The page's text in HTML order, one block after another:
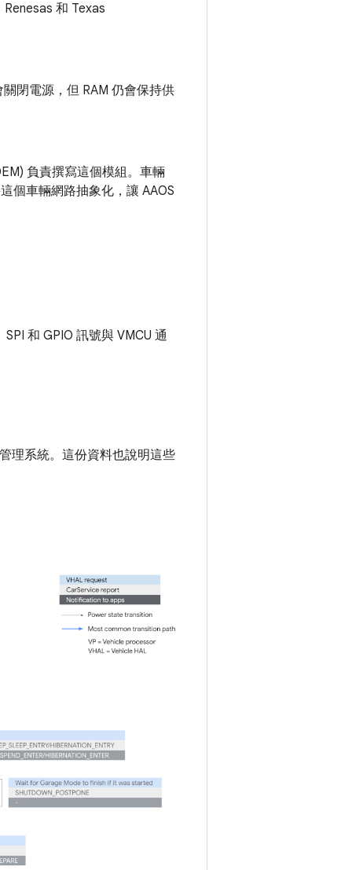
和 Texas
閉電源，但 RAM 仍會保持供
負責撰寫這個模組。車輛
個車輛網路抽象化，讓 AAOS
和 GPIO 訊號與 VMCU 通
理系統。這份資料也說明這些